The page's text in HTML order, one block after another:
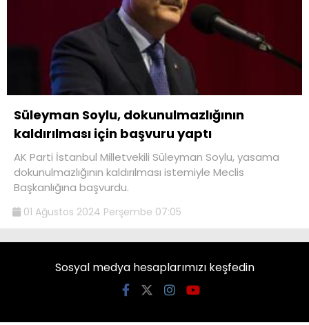
Süleyman Soylu, dokunulmazlığının
kaldırılması için başvuru yaptı
AK Parti İstanbul Milletvekili Süleyman Soylu, yasama
dokunulmazlığının kaldırılması istemiyle Meclis
Başkanlığına başvurdu.
01 Ağustos 2024 Perşembe 07:05
Sosyal medya hesaplarımızı keşfedin